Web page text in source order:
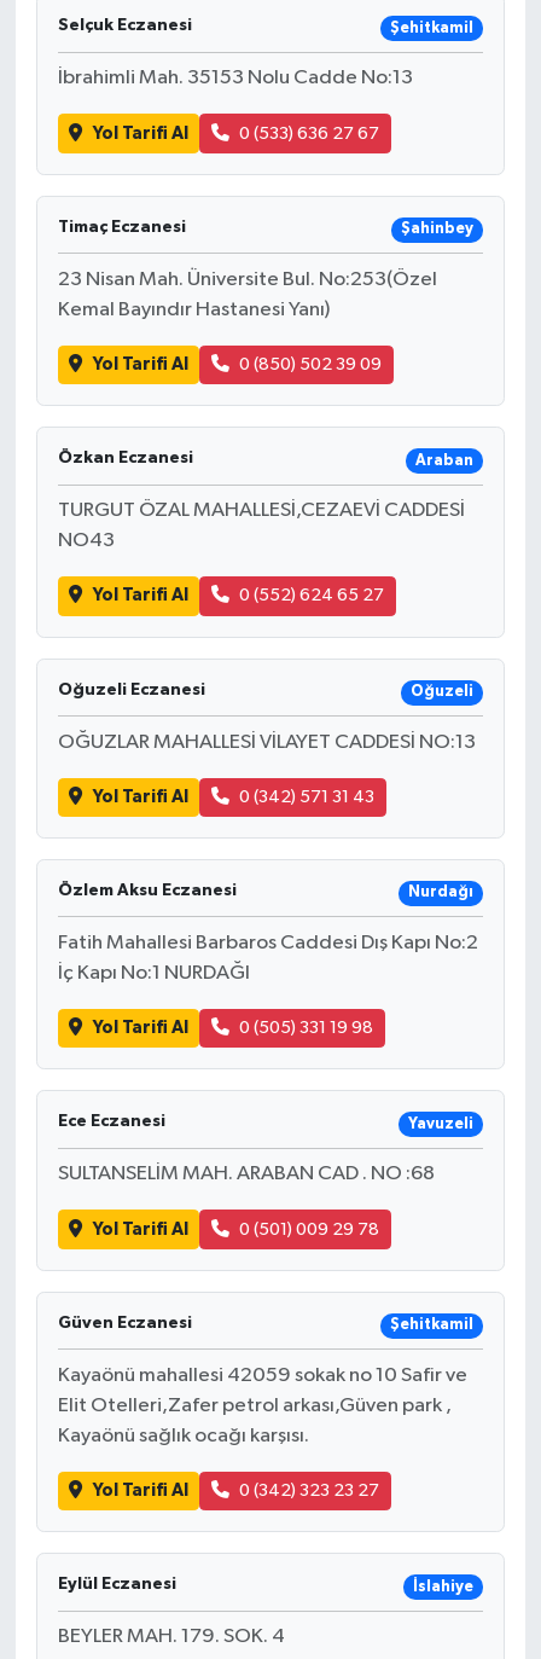
Selçuk Eczanesi Şehitkamil
İbrahimli Mah. 35153 Nolu Cadde No:13
Yol Tarifi Al 0 (533) 636 27 67
Timaç Eczanesi Şahinbey
23 Nisan Mah. Üniversite Bul. No:253(Özel
Kemal Bayındır Hastanesi Yanı)
Yol Tarifi Al 0 (850) 502 39 09
Özkan Eczanesi Araban
TURGUT ÖZAL MAHALLESİ,CEZAEVİ CADDESİ
NO43
Yol Tarifi Al 0 (552) 624 65 27
Oğuzeli Eczanesi Oğuzeli
OĞUZLAR MAHALLESİ VİLAYET CADDESİ NO:13
Yol Tarifi Al 0 (342) 571 31 43
Özlem Aksu Eczanesi Nurdağı
Fatih Mahallesi Barbaros Caddesi Dış Kapı No:2
İç Kapı No:1 NURDAĞI
Yol Tarifi Al 0 (505) 331 19 98
Ece Eczanesi Yavuzeli
SULTANSELİM MAH. ARABAN CAD . NO :68
Yol Tarifi Al 0 (501) 009 29 78
Güven Eczanesi Şehitkamil
Kayaönü mahallesi 42059 sokak no 10 Safir ve
Elit Otelleri,Zafer petrol arkası,Güven park ,
Kayaönü sağlık ocağı karşısı.
Yol Tarifi Al 0 (342) 323 23 27
Eylül Eczanesi İslahiye
BEYLER MAH. 179. SOK. 4